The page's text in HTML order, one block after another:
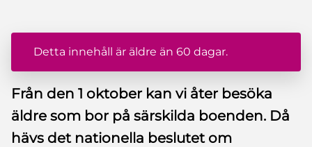
Detta innehåll är äldre än 60 dagar.
Från den 1 oktober kan vi åter besöka
äldre som bor på särskilda boenden. Då
hävs det nationella beslutet om